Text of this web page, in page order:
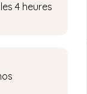
4 heures